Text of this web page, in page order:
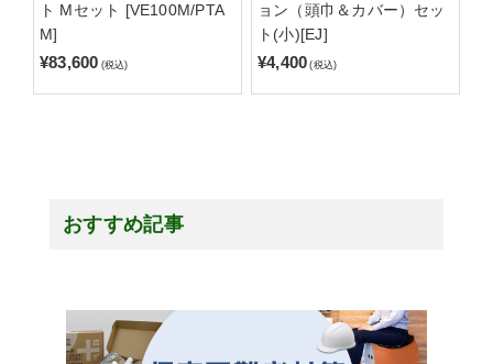
ト Mセット [VE100M/PTA
M]
¥83,600 (税込)
ョン（頭巾＆カバー）セッ
ト(小)[EJ]
¥4,400 (税込)
おすすめ記事